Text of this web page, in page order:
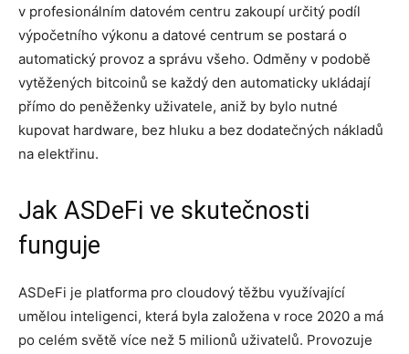
v profesionálním datovém centru zakoupí určitý podíl
výpočetního výkonu a datové centrum se postará o
automatický provoz a správu všeho. Odměny v podobě
vytěžených bitcoinů se každý den automaticky ukládají
přímo do peněženky uživatele, aniž by bylo nutné
kupovat hardware, bez hluku a bez dodatečných nákladů
na elektřinu.
Jak ASDeFi ve skutečnosti
funguje
ASDeFi je platforma pro cloudový těžbu využívající
umělou inteligenci, která byla založena v roce 2020 a má
po celém světě více než 5 milionů uživatelů. Provozuje